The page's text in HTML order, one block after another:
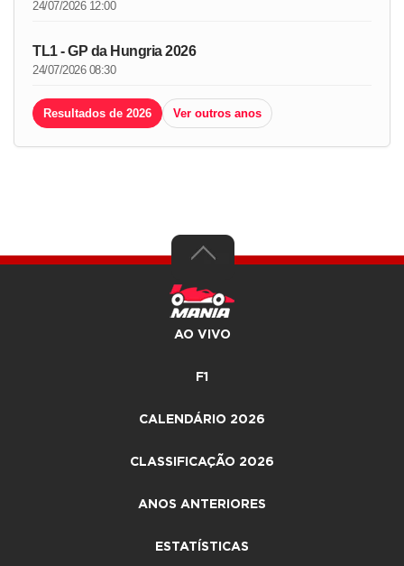
24/07/2026 12:00
TL1 - GP da Hungria 2026
24/07/2026 08:30
Resultados de 2026 Ver outros anos
AO VIVO
F1
CALENDÁRIO 2026
CLASSIFICAÇÃO 2026
ANOS ANTERIORES
ESTATÍSTICAS